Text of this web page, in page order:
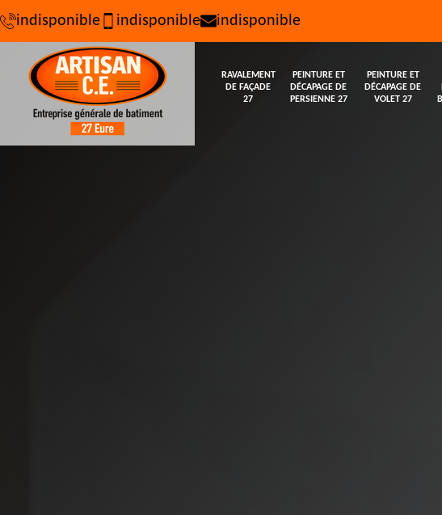
indisponible indisponible indisponible
RAVALEMENT
DE FAÇADE
27
PEINTURE ET
DÉCAPAGE DE
PERSIENNE 27
PEINTURE ET
DÉCAPAGE DE
VOLET 27